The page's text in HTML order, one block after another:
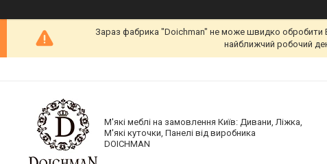
Зараз фабрика "Doichman" не може швидко обробити
найближчий робочий
М'які меблі на замовлення Київ: Дивани, Ліжка,
М'які куточки, Панелі від виробника
DOICHMAN